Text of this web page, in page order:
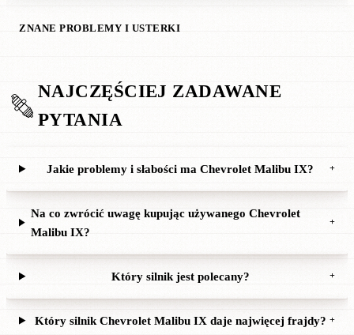
ZNANE PROBLEMY I USTERKI
NAJCZĘŚCIEJ ZADAWANE
PYTANIA
Jakie problemy i słabości ma Chevrolet Malibu IX? +
Na co zwrócić uwagę kupując używanego Chevrolet
Malibu IX?
+
Który silnik jest polecany? +
Który silnik Chevrolet Malibu IX daje najwięcej frajdy? +